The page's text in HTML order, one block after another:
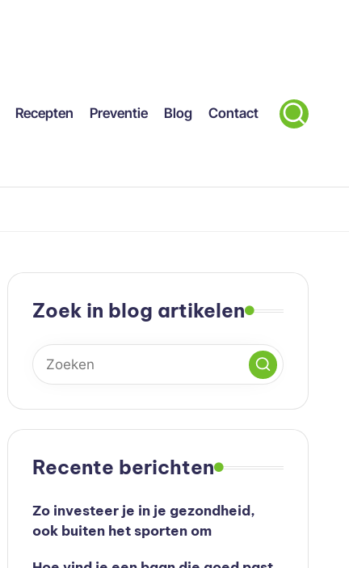
Recepten Preventie Blog Contact
Zoek in blog artikelen
Recente berichten
Zo investeer je in je gezondheid,
ook buiten het sporten om